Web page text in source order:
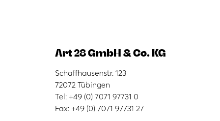
Art 28 GmbH & Co. KG
Schaffhausenstr. 123
72072 Tübingen
Tel: +49 (0) 7071 97731 0
Fax: +49 (0) 7071 97731 27